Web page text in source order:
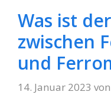
Was ist
zwischen
und
14. Januar 2023 von